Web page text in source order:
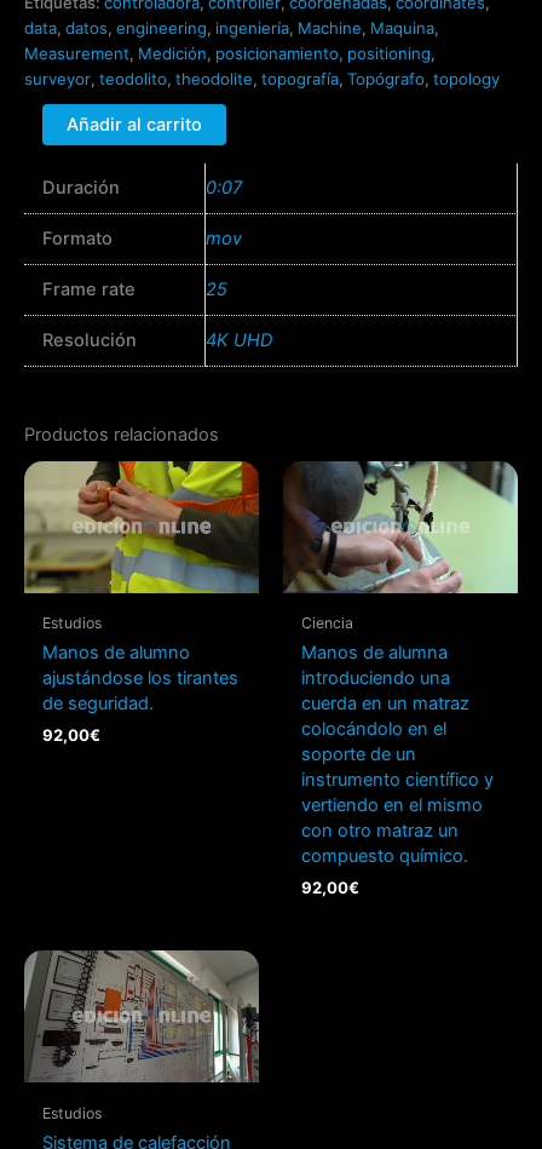
data, datos, engineering, ingeniería, Machine, Maquina,
Measurement, Medición, posicionamiento, positioning,
surveyor, teodolito, theodolite, topografía, Topógrafo, topology
Añadir al carrito
Duración 0:07
Formato mov
Frame rate 25
Resolución 4K UHD
Productos relacionados
Estudios
Manos de alumno
ajustándose los tirantes
de seguridad.
92,00€
Ciencia
Manos de alumna
introduciendo una
cuerda en un matraz
colocándolo en el
soporte de un
instrumento científico y
vertiendo en el mismo
con otro matraz un
compuesto químico.
92,00€
Estudios
Sistema de calefacción